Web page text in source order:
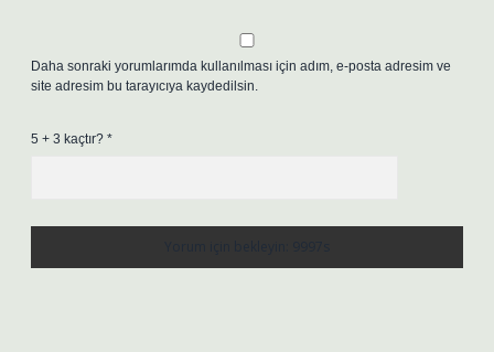
Daha sonraki yorumlarımda kullanılması için adım, e-posta adresim ve
site adresim bu tarayıcıya kaydedilsin.
5 + 3 kaçtır? *